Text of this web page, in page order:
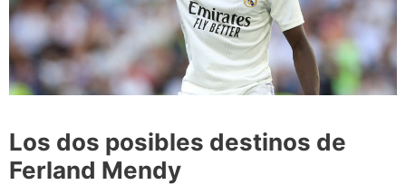
Los dos posibles destinos de
Ferland Mendy